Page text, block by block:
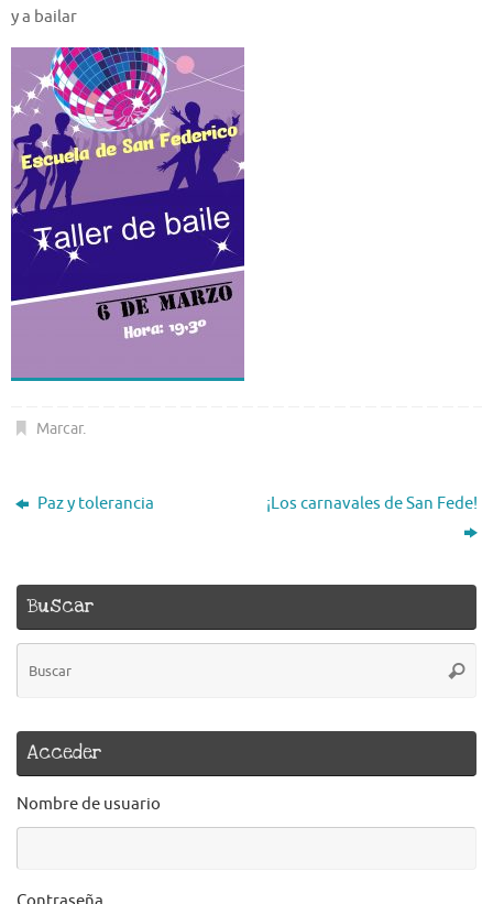
y a bailar
Marcar.
Paz y tolerancia ¡Los carnavales de San Fede!
Buscar
Acceder
Nombre de usuario